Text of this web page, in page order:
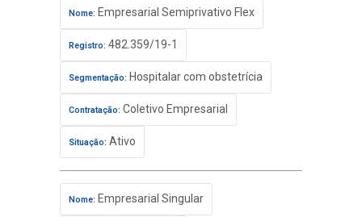
Nome: Empresarial Semiprivativo Flex
Registro: 482.359/19-1
Segmentação: Hospitalar com obstetrícia
Contratação: Coletivo Empresarial
Situação: Ativo
Nome: Empresarial Singular